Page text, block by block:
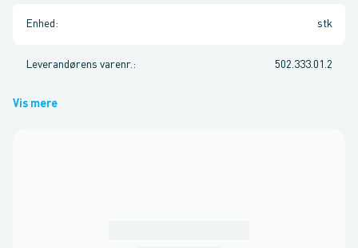
Enhed : stk
Leverandørens varenr. : 502.333.01.2
Vis mere